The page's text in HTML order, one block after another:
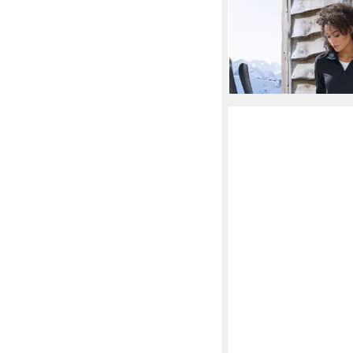
VIVANCE ACTIVE
Leggings mit 17%
ab 44,99 €